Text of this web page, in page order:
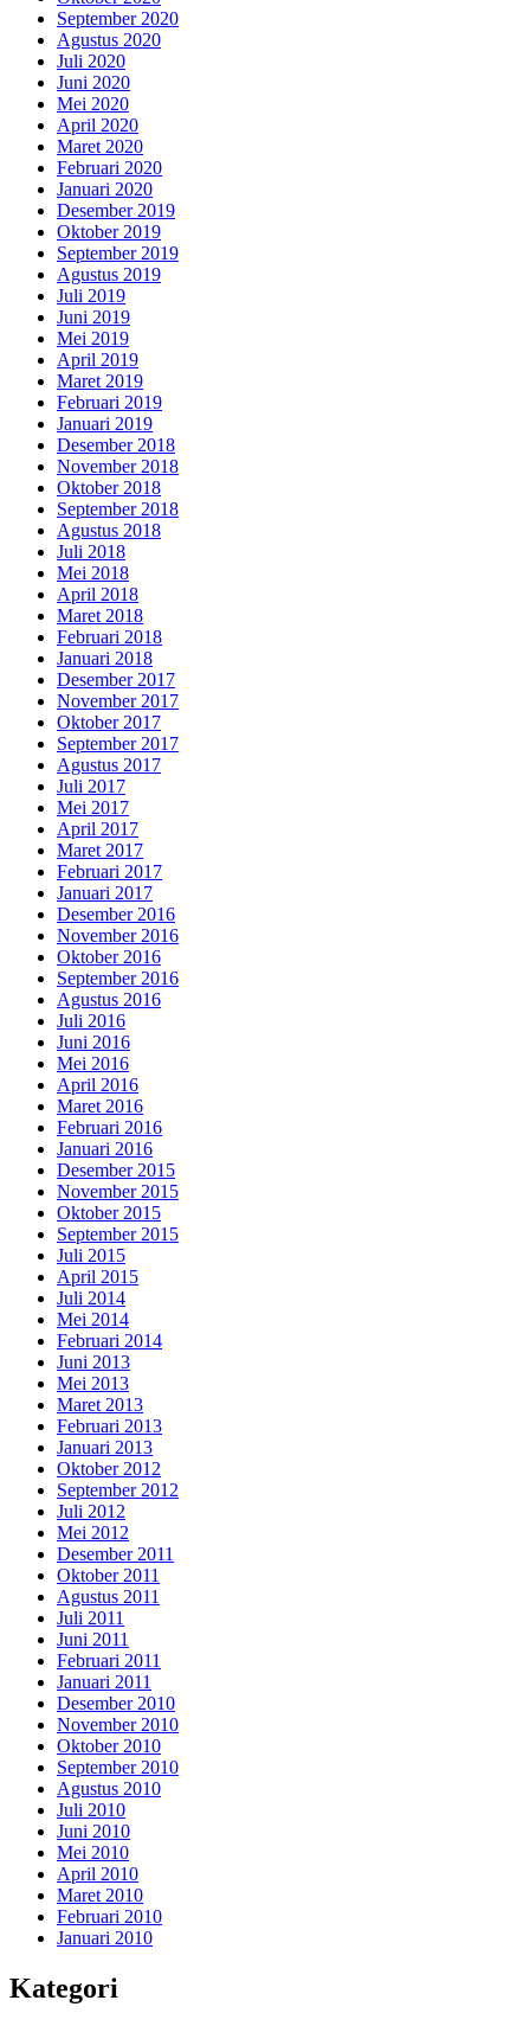
September 2020
Agustus 2020
Juli 2020
Juni 2020
Mei 2020
April 2020
Maret 2020
Februari 2020
Januari 2020
Desember 2019
Oktober 2019
September 2019
Agustus 2019
Juli 2019
Juni 2019
Mei 2019
April 2019
Maret 2019
Februari 2019
Januari 2019
Desember 2018
November 2018
Oktober 2018
September 2018
Agustus 2018
Juli 2018
Mei 2018
April 2018
Maret 2018
Februari 2018
Januari 2018
Desember 2017
November 2017
Oktober 2017
September 2017
Agustus 2017
Juli 2017
Mei 2017
April 2017
Maret 2017
Februari 2017
Januari 2017
Desember 2016
November 2016
Oktober 2016
September 2016
Agustus 2016
Juli 2016
Juni 2016
Mei 2016
April 2016
Maret 2016
Februari 2016
Januari 2016
Desember 2015
November 2015
Oktober 2015
September 2015
Juli 2015
April 2015
Juli 2014
Mei 2014
Februari 2014
Juni 2013
Mei 2013
Maret 2013
Februari 2013
Januari 2013
Oktober 2012
September 2012
Juli 2012
Mei 2012
Desember 2011
Oktober 2011
Agustus 2011
Juli 2011
Juni 2011
Februari 2011
Januari 2011
Desember 2010
November 2010
Oktober 2010
September 2010
Agustus 2010
Juli 2010
Juni 2010
Mei 2010
April 2010
Maret 2010
Februari 2010
Januari 2010
Kategori